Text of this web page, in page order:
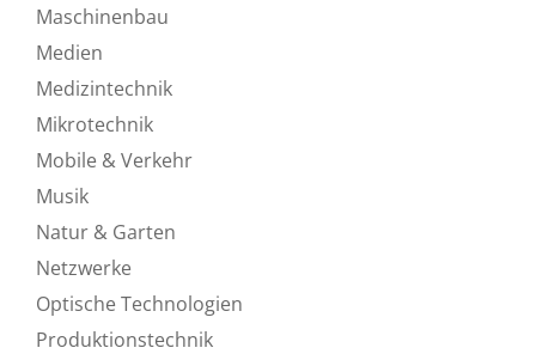
Maschinenbau
Medien
Medizintechnik
Mikrotechnik
Mobile & Verkehr
Musik
Natur & Garten
Netzwerke
Optische Technologien
Produktionstechnik